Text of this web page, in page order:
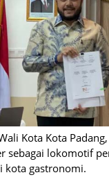
Kota Kota
sebagai lokomotif
kota gastronomi.